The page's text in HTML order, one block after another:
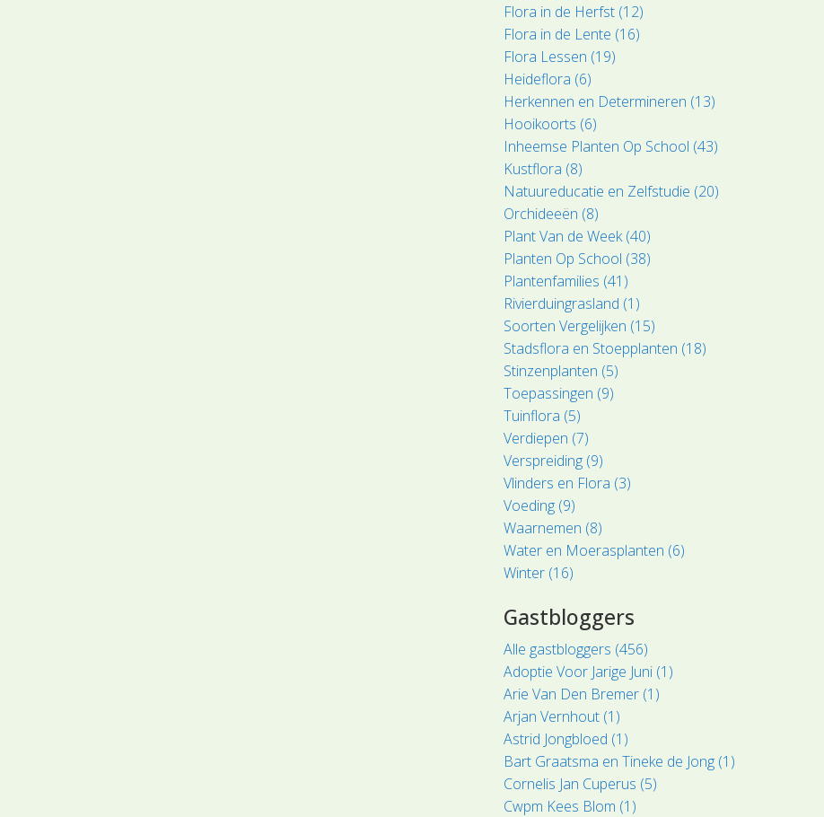
Flora in de Herfst (12)
Flora in de Lente (16)
Flora Lessen (19)
Heideflora (6)
Herkennen en Determineren (13)
Hooikoorts (6)
Inheemse Planten Op School (43)
Kustflora (8)
Natuureducatie en Zelfstudie (20)
Orchideeën (8)
Plant Van de Week (40)
Planten Op School (38)
Plantenfamilies (41)
Rivierduingrasland (1)
Soorten Vergelijken (15)
Stadsflora en Stoepplanten (18)
Stinzenplanten (5)
Toepassingen (9)
Tuinflora (5)
Verdiepen (7)
Verspreiding (9)
Vlinders en Flora (3)
Voeding (9)
Waarnemen (8)
Water en Moerasplanten (6)
Winter (16)
Gastbloggers
Alle gastbloggers (456)
Adoptie Voor Jarige Juni (1)
Arie Van Den Bremer (1)
Arjan Vernhout (1)
Astrid Jongbloed (1)
Bart Graatsma en Tineke de Jong (1)
Cornelis Jan Cuperus (5)
Cwpm Kees Blom (1)